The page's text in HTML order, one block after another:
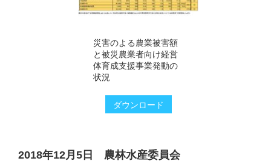
災害のよる農業被害額
と被災農業者向け経営
体育成支援事業発動の
状況
ダウンロード
2018年12月5日 農林水産委員会